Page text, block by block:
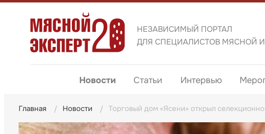
НЕЗАВИСИМЫЙ ПОРТАЛ
ДЛЯ СПЕЦИАЛИСТОВ МЯСНОЙ
Новости Статьи Интервью
Главная Новости Торговый дом «Ясени» открыл